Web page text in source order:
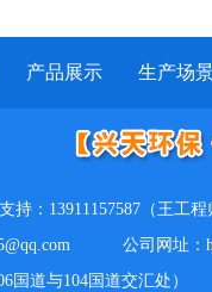
产品展示 生产场
持：13911157587（王工程
公司网址：
道与104国道交汇处）